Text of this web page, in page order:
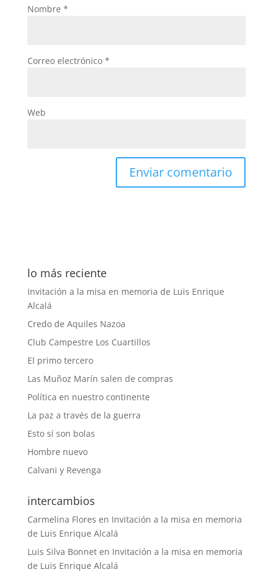
Nombre *
Correo electrónico *
Web
lo más reciente
Invitación a la misa en memoria de Luis Enrique
Alcalá
Credo de Aquiles Nazoa
Club Campestre Los Cuartillos
El primo tercero
Las Muñoz Marín salen de compras
Política en nuestro continente
La paz a través de la guerra
Esto sí son bolas
Hombre nuevo
Calvani y Revenga
intercambios
Carmelina Flores en Invitación a la misa en memoria
de Luis Enrique Alcalá
Luis Silva Bonneten Invitación a la misa en memoria
de Luis Enrique Alcalá